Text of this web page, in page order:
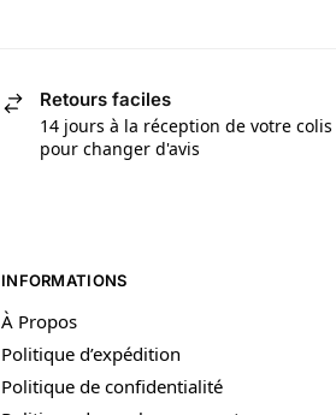
Retours faciles
14 jours à la réception de votre colis
pour changer d'avis
INFORMATIONS
À Propos
Politique d’expédition
Politique de confidentialité